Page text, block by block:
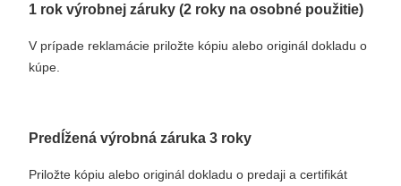
1 rok výrobnej záruky (2 roky na osobné použitie)
V prípade reklamácie priložte kópiu alebo originál dokladu o
kúpe.
Predĺžená výrobná záruka 3 roky
Priložte kópiu alebo originál dokladu o predaji a certifikát